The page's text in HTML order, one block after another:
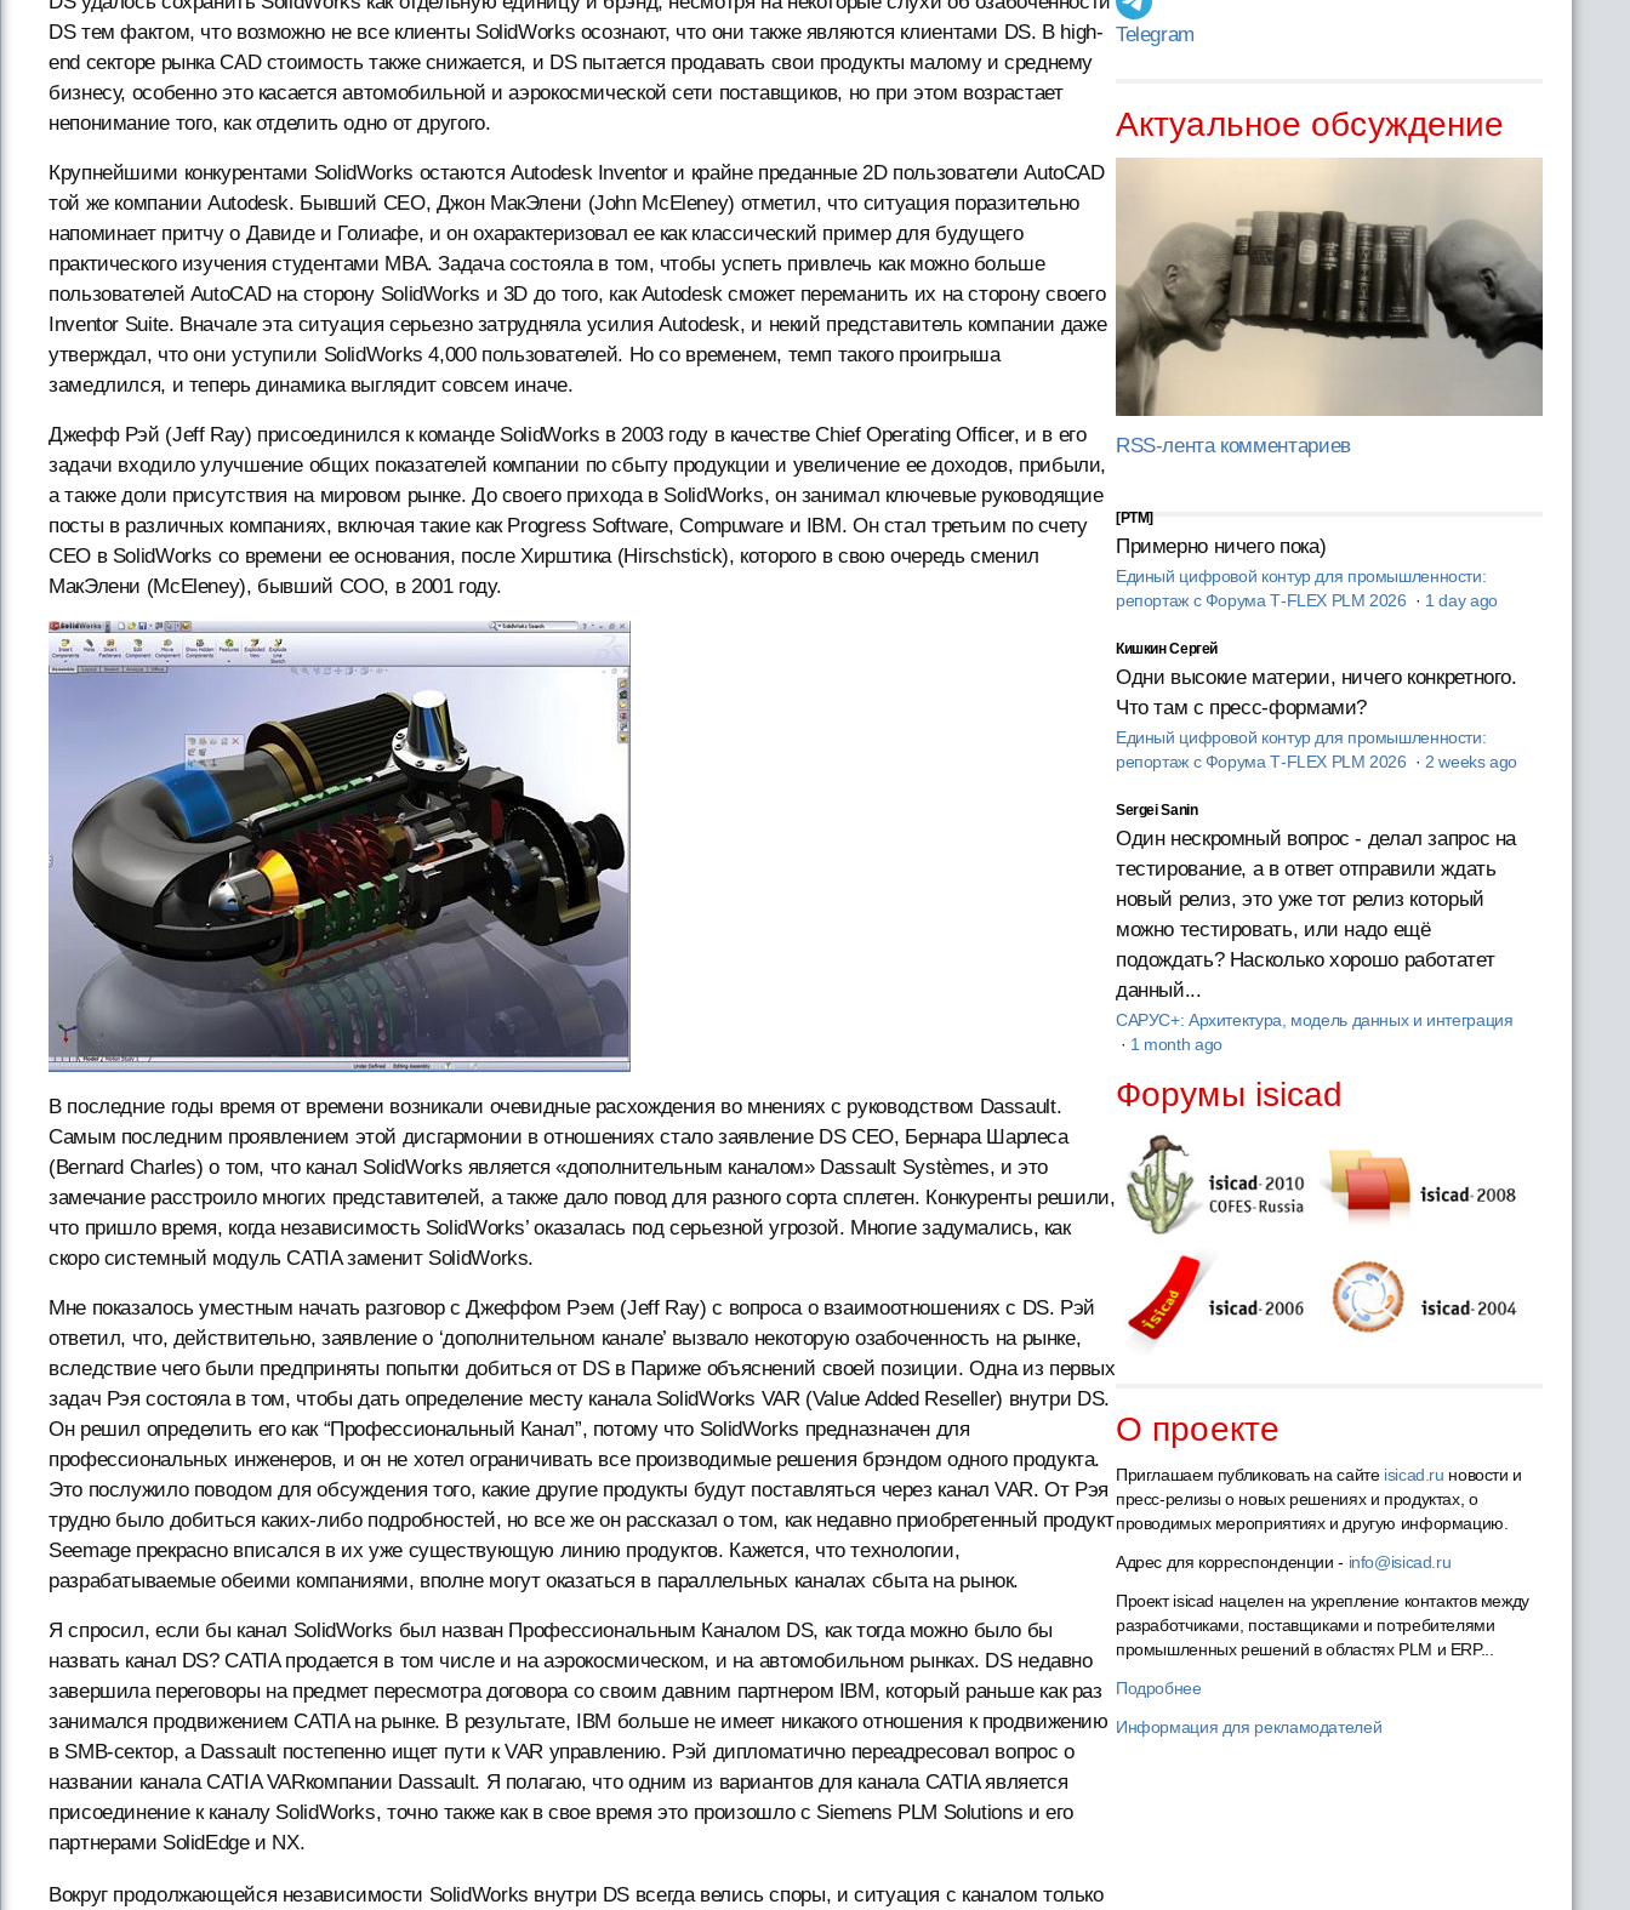
DS тем фактом, что возможно не все клиенты SolidWorks осознают, что они также являются клиентами DS. В high-
end секторе рынка CAD стоимость также снижается, и DS пытается продавать свои продукты малому и среднему
бизнесу, особенно это касается автомобильной и аэрокосмической сети поставщиков, но при этом возрастает
непонимание того, как отделить одно от другого.
Крупнейшими конкурентами SolidWorks остаются Autodesk Inventor и крайне преданные 2D пользователи AutoCAD
той же компании Autodesk. Бывший CEO, Джон МакЭлени (John McEleney) отметил, что ситуация поразительно
напоминает притчу о Давиде и Голиафе, и он охарактеризовал ее как классический пример для будущего
практического изучения студентами MBA. Задача состояла в том, чтобы успеть привлечь как можно больше
пользователей AutoCAD на сторону SolidWorks и 3D до того, как Autodesk сможет переманить их на сторону своего
Inventor Suite. Вначале эта ситуация серьезно затрудняла усилия Autodesk, и некий представитель компании даже
утверждал, что они уступили SolidWorks 4,000 пользователей. Но со временем, темп такого проигрыша
замедлился, и теперь динамика выглядит совсем иначе.
Джефф Рэй (Jeff Ray) присоединился к команде SolidWorks в 2003 году в качестве Chief Operating Officer, и в его
задачи входило улучшение общих показателей компании по сбыту продукции и увеличение ее доходов, прибыли,
а также доли присутствия на мировом рынке. До своего прихода в SolidWorks, он занимал ключевые руководящие
посты в различных компаниях, включая такие как Progress Software, Compuware и IBM. Он стал третьим по счету
CEO в SolidWorks со времени ее основания, после Хирштика (Hirschstick), которого в свою очередь сменил
МакЭлени (McEleney), бывший COO, в 2001 году.
В последние годы время от времени возникали очевидные расхождения во мнениях с руководством Dassault.
Самым последним проявлением этой дисгармонии в отношениях стало заявление DS CEO, Бернара Шарлеса
(Bernard Charles) о том, что канал SolidWorks является «дополнительным каналом» Dassault Systèmes, и это
замечание расстроило многих представителей, а также дало повод для разного сорта сплетен. Конкуренты решили,
что пришло время, когда независимость SolidWorks’ оказалась под серьезной угрозой. Многие задумались, как
скоро системный модуль CATIA заменит SolidWorks.
Мне показалось уместным начать разговор с Джеффом Рэем (Jeff Ray) с вопроса о взаимоотношениях с DS. Рэй
ответил, что, действительно, заявление о ‘дополнительном канале’ вызвало некоторую озабоченность на рынке,
вследствие чего были предприняты попытки добиться от DS в Париже объяснений своей позиции. Одна из первых
задач Рэя состояла в том, чтобы дать определение месту канала SolidWorks VAR (Value Added Reseller) внутри DS.
Он решил определить его как “Профессиональный Канал”, потому что SolidWorks предназначен для
профессиональных инженеров, и он не хотел ограничивать все производимые решения брэндом одного продукта.
Это послужило поводом для обсуждения того, какие другие продукты будут поставляться через канал VAR. От Рэя
трудно было добиться каких-либо подробностей, но все же он рассказал о том, как недавно приобретенный продукт
Seemage прекрасно вписался в их уже существующую линию продуктов. Кажется, что технологии,
разрабатываемые обеими компаниями, вполне могут оказаться в параллельных каналах сбыта на рынок.
Я спросил, если бы канал SolidWorks был назван Профессиональным Каналом DS, как тогда можно было бы
назвать канал DS? CATIA продается в том числе и на аэрокосмическом, и на автомобильном рынках. DS недавно
завершила переговоры на предмет пересмотра договора со своим давним партнером IBM, который раньше как раз
занимался продвижением CATIA на рынке. В результате, IBM больше не имеет никакого отношения к продвижению
в SMB-сектор, а Dassault постепенно ищет пути к VAR управлению. Рэй дипломатично переадресовал вопрос о
названии канала CATIA VARкомпании Dassault. Я полагаю, что одним из вариантов для канала CATIA является
присоединение к каналу SolidWorks, точно также как в свое время это произошло с Siemens PLM Solutions и его
партнерами SolidEdge и NX.
Вокруг продолжающейся независимости SolidWorks внутри DS всегда велись споры, и ситуация с каналом только
Telegram
Актуальное обсуждение
RSS-лента комментариев
[PTM]
Примерно ничего пока)
Единый цифровой контур для промышленности:
репортаж с Форума T‑FLEX PLM 2026 · 1 day ago
Кишкин Сергей
Одни высокие материи, ничего конкретного.
Что там с пресс-формами?
Единый цифровой контур для промышленности:
репортаж с Форума T‑FLEX PLM 2026 · 2 weeks ago
Sergei Sanin
Один нескромный вопрос - делал запрос на
тестирование, а в ответ отправили ждать
новый релиз, это уже тот релиз который
можно тестировать, или надо ещё
подождать? Насколько хорошо работатет
данный...
САРУС+: Архитектура, модель данных и интеграция
· 1 month ago
Форумы isicad
О проекте
Приглашаем публиковать на сайте isicad.ru новости и
пресс-релизы о новых решениях и продуктах, о
проводимых мероприятиях и другую информацию.
Адрес для корреспонденции - info@isicad.ru
Проект isicad нацелен на укрепление контактов между
разработчиками, поставщиками и потребителями
промышленных решений в областях PLM и ERP...
Подробнее
Информация для рекламодателей